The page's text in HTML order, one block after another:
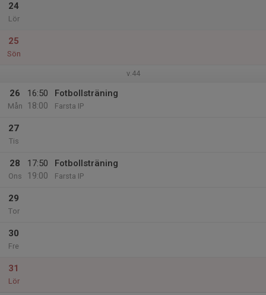
24
Lör
25
Sön
v.44
26
Mån
16:50
18:00
Fotbollsträning
Farsta IP
27
Tis
28
Ons
17:50
19:00
Fotbollsträning
Farsta IP
29
Tor
30
Fre
31
Lör